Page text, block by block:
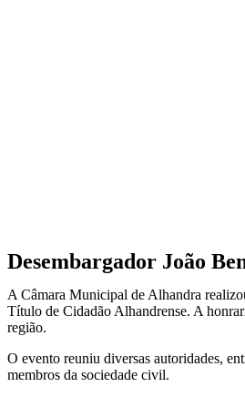
Desembargador João
A Câmara Municipal de Alhandra
Título de Cidadão Alhandrense. A
região.
O evento reuniu diversas autoridades,
membros da sociedade civil.